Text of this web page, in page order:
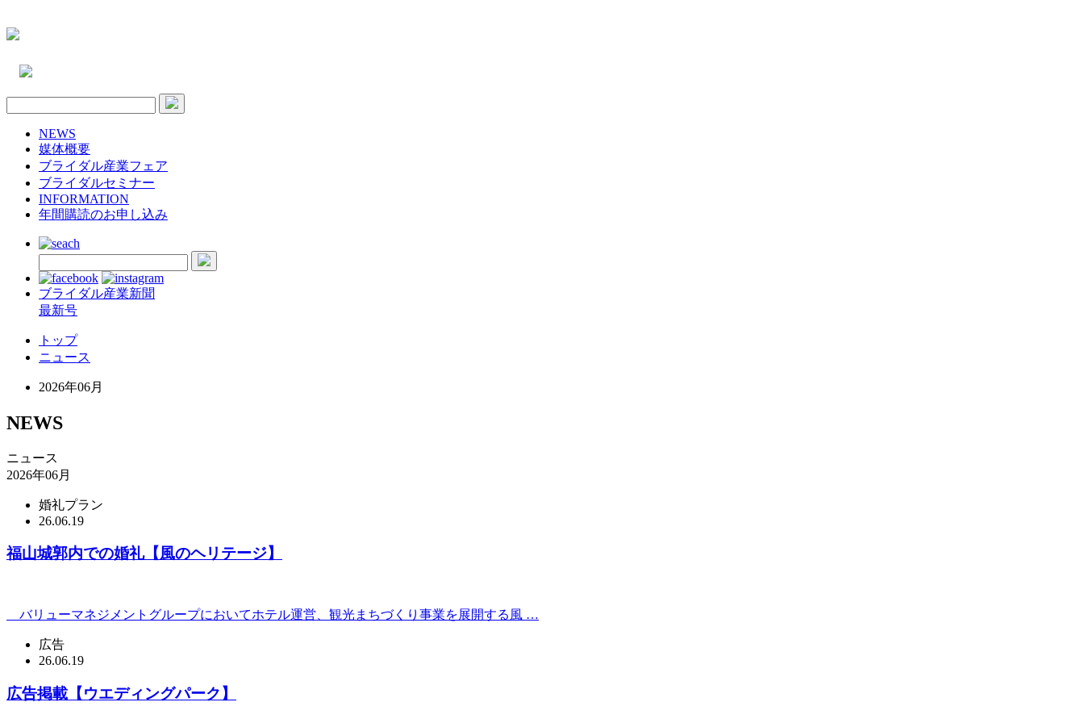
NEWS
媒体概要
ブライダル産業フェア
ブライダルセミナー
INFORMATION
年間購読のお申し込み
ブライダル産業新聞
最新号
トップ
ニュース
2026年06月
NEWS
ニュース
2026年06月
婚礼プラン
26.06.19
福山城郭内での婚礼【風のヘリテージ】
バリューマネジメントグループにおいてホテル運営、観光まちづくり事業を展開する風 …
広告
26.06.19
広告掲載【ウエディングパーク】